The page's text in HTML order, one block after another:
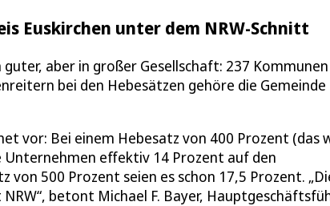
Euskirchen unter dem NRW-Schnitt
aber in großer Gesellschaft: 237
bei den Hebesätzen gehöre die Gemeinde
vor: Bei einem Hebesatz von 400 Prozent (das
effektiv 14 Prozent auf den
500 Prozent seien es schon 17,5 Prozent.
betont Michael F. Bayer,